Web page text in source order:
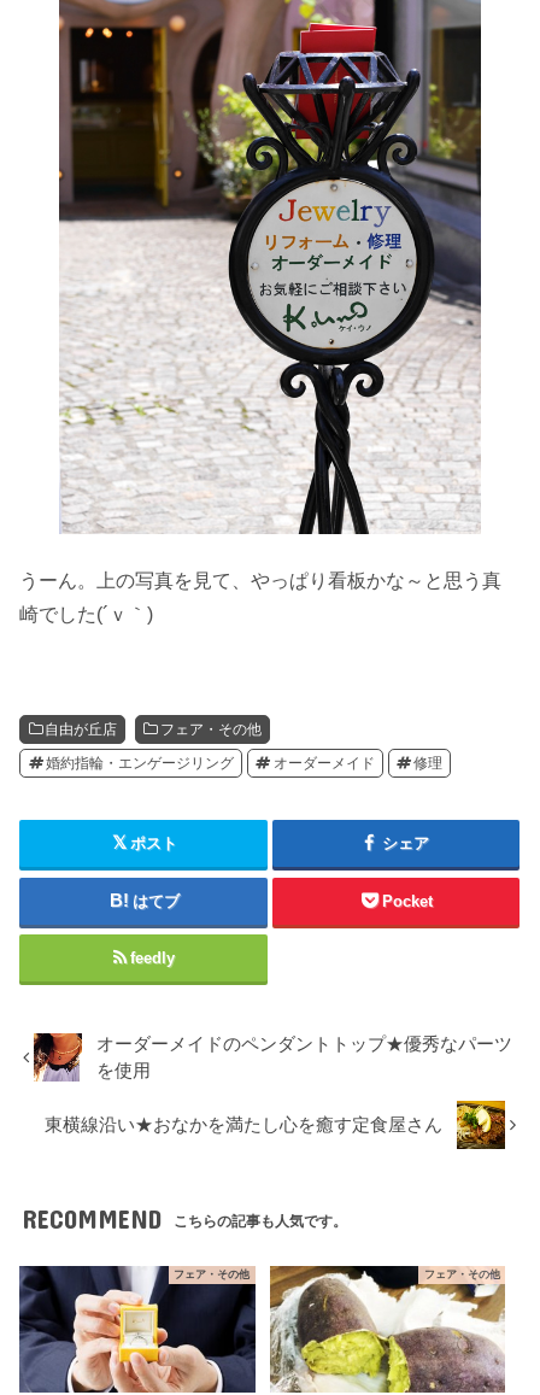
うーん。上の写真を見て、やっぱり看板かな～と思う真
崎でした(´ｖ｀)
自由が丘店 フェア・その他
婚約指輪・エンゲージリング オーダーメイド 修理
ポスト シェア
はてブ Pocket
feedly
オーダーメイドのペンダントトップ★優秀なパーツ
を使用
東横線沿い★おなかを満たし心を癒す定食屋さん
RECOMMEND こちらの記事も人気です。
フェア・その他 フェア・その他